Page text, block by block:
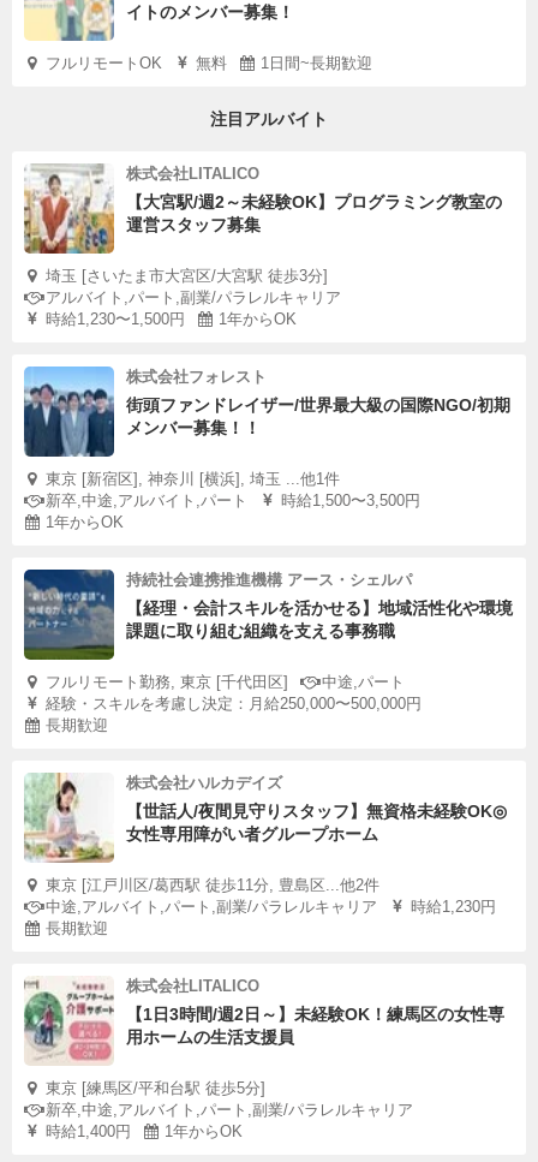
イトのメンバー募集！
フルリモートOK 無料 1日間~長期歓迎
注目アルバイト
株式会社LITALICO
【大宮駅/週2～未経験OK】プログラミング教室の
運営スタッフ募集
埼玉 [さいたま市大宮区/大宮駅 徒歩3分]
アルバイト,パート,副業/パラレルキャリア
時給1,230〜1,500円
1年からOK
株式会社フォレスト
街頭ファンドレイザー/世界最大級の国際NGO/初期
メンバー募集！！
東京 [新宿区], 神奈川 [横浜], 埼玉 ...他1件
新卒,中途,アルバイト,パート
時給1,500〜3,500円
1年からOK
持続社会連携推進機構 アース・シェルパ
【経理・会計スキルを活かせる】地域活性化や環境
課題に取り組む組織を支える事務職
フルリモート勤務, 東京 [千代田区]
中途,パート
経験・スキルを考慮し決定：月給250,000〜500,000円
長期歓迎
株式会社ハルカデイズ
【世話人/夜間見守りスタッフ】無資格未経験OK◎
女性専用障がい者グループホーム
東京 [江戸川区/葛西駅 徒歩11分, 豊島区...他2件
中途,アルバイト,パート,副業/パラレルキャリア
時給1,230円
長期歓迎
株式会社LITALICO
【1日3時間/週2日～】未経験OK！練馬区の女性専
用ホームの生活支援員
東京 [練馬区/平和台駅 徒歩5分]
新卒,中途,アルバイト,パート,副業/パラレルキャリア
時給1,400円
1年からOK